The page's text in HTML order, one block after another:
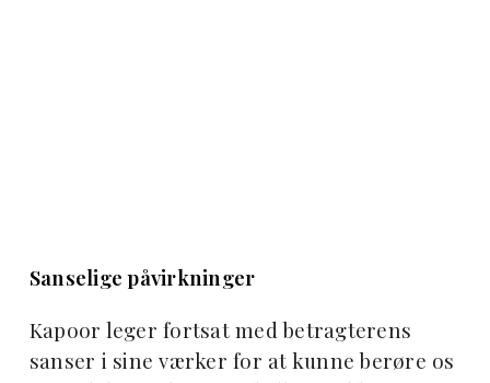
Sanselige påvirkninger
Kapoor leger fortsat med betragterens
sanser i sine værker for at kunne berøre os